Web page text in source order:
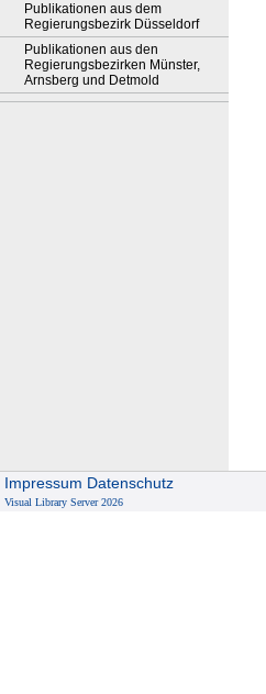
Publikationen aus dem
Regierungsbezirk Düsseldorf
Publikationen aus den
Regierungsbezirken Münster,
Arnsberg und Detmold
Impressum Datenschutz
Visual Library Server 2026